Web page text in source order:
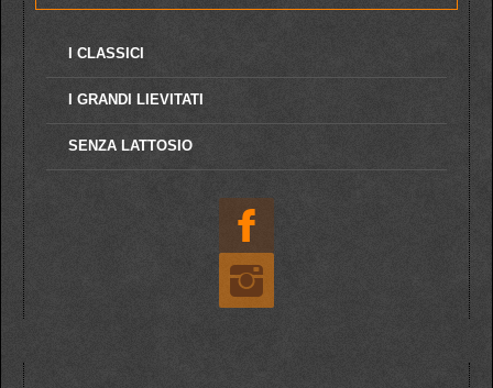
I CLASSICI
I GRANDI LIEVITATI
SENZA LATTOSIO